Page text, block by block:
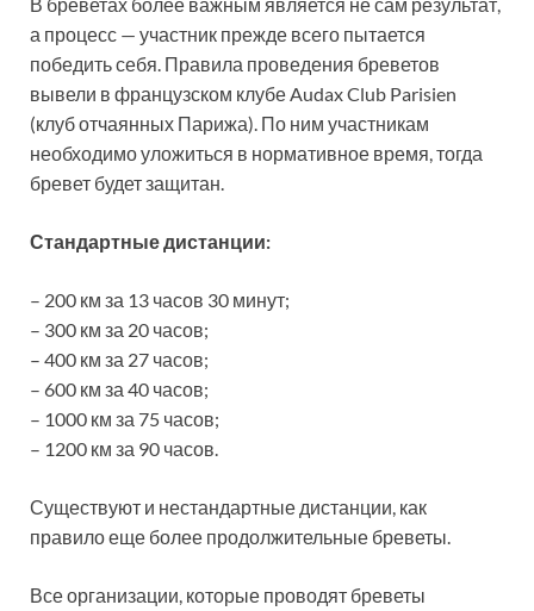
а процесс — участник прежде всего пытается
победить себя. Правила проведения бреветов
вывели в французском клубе Audax Club Parisien
(клуб отчаянных Парижа). По ним участникам
необходимо уложиться в нормативное время, тогда
бревет будет защитан.
Стандартные дистанции:
– 200 км за 13 часов 30 минут;
– 300 км за 20 часов;
– 400 км за 27 часов;
– 600 км за 40 часов;
– 1000 км за 75 часов;
– 1200 км за 90 часов.
Существуют и нестандартные дистанции, как
правило еще более продолжительные бреветы.
Все организации, которые проводят бреветы